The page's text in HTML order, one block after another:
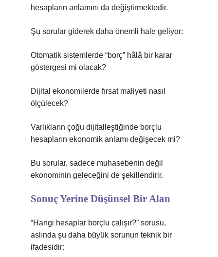
hesapların anlamını da değiştirmektedir.
Şu sorular giderek daha önemli hale geliyor:
Otomatik sistemlerde “borç” hâlâ bir karar
göstergesi mi olacak?
Dijital ekonomilerde fırsat maliyeti nasıl
ölçülecek?
Varlıkların çoğu dijitalleştiğinde borçlu
hesapların ekonomik anlamı değişecek mi?
Bu sorular, sadece muhasebenin değil
ekonominin geleceğini de şekillendirir.
Sonuç Yerine Düşünsel Bir Alan
“Hangi hesaplar borçlu çalışır?” sorusu,
aslında şu daha büyük sorunun teknik bir
ifadesidir: